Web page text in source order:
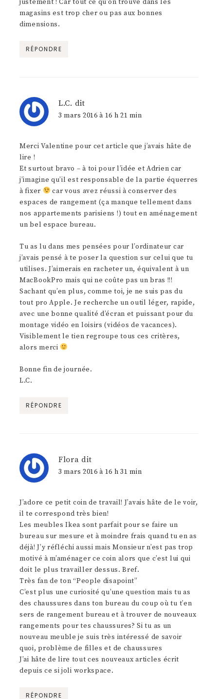
justement ! Car tout ce qu’on trouve dans les
magasins est trop cher ou pas aux bonnes
dimensions.
RÉPONDRE
L.C. dit
3 mars 2016 à 16 h 21 min
Merci Valentine pour cet article que j’avais hâte de
lire !
Et surtout bravo – à toi pour l’idée et Adrien car
j’imagine qu’il est responsable de la partie équerres
à fixer
car vous avez réussi à conserver des
espaces de rangement (ça manque tellement dans
nos appartements parisiens !) tout en aménagement
un bel espace bureau.
Tu as lu dans mes pensées pour l’ordinateur car
j’avais pensé à te poser la question sur celui que tu
utilises. J’aimerais en racheter un, équivalent à un
MacBookPro mais qui ne coûte pas un bras !!!
Sachant qu’en plus, comme toi, je ne suis pas du
tout pro Apple. Je recherche un outil léger, rapide,
avec une bonne qualité d’écran et puissant pour du
montage vidéo en loisirs (vidéos de vacances).
Visiblement le tien regroupe tous ces critères,
alors merci
Bonne fin de journée.
L.C.
RÉPONDRE
Flora dit
3 mars 2016 à 16 h 31 min
J’adore ce petit coin de travail! J’avais hâte de le voir,
il te correspond très bien!
Les meubles Ikea sont parfait pour se faire un
bureau sur mesure et à moindre frais quand tu en as
déjà! J’y réfléchi aussi mais Monsieur n’est pas trop
motivé à m’aménager ce coin alors que c’est lui qui
doit le plus travailler dessus. Bref.
Très fan de ton “People disapoint”
C’est plus une curiosité qu’une question mais tu as
des chaussures dans ton bureau du coup où tu t’en
sers de rangement bureau et à trouver de nouveaux
rangements pour tes chaussures? Si tu as un
nouveau meuble je suis très intéressé de savoir
quoi, problème de filles et de chaussures
J’ai hâte de lire tout ces nouveaux articles écrit
depuis ce si joli workspace.
RÉPONDRE